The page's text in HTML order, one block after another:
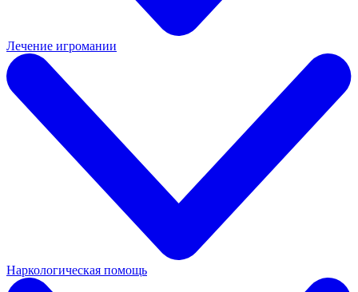
Лечение игромании
Наркологическая помощь